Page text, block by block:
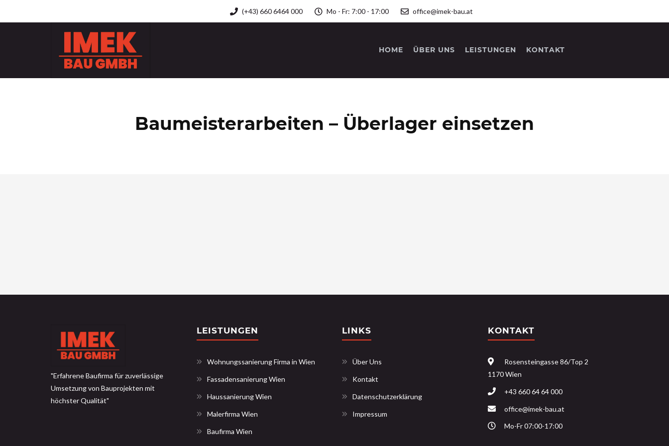
(+43) 660 6464 000 Mo - Fr: 7:00 - 17:00 office@imek-bau.at
HOME ÜBER UNS LEISTUNGEN KONTAKT
Baumeisterarbeiten – Überlager einsetzen
"Erfahrene Baufirma für zuverlässige
Umsetzung von Bauprojekten mit
höchster Qualität"
LEISTUNGEN
Wohnungssanierung Firma in Wien
Fassadensanierung Wien
Haussanierung Wien
Malerfirma Wien
Baufirma Wien
LINKS
Über Uns
Kontakt
Datenschutzerklärung
Impressum
KONTAKT
Rosensteingasse 86/Top 2
1170 Wien
+43 660 64 64 000
office@imek-bau.at
Mo-Fr 07:00-17:00